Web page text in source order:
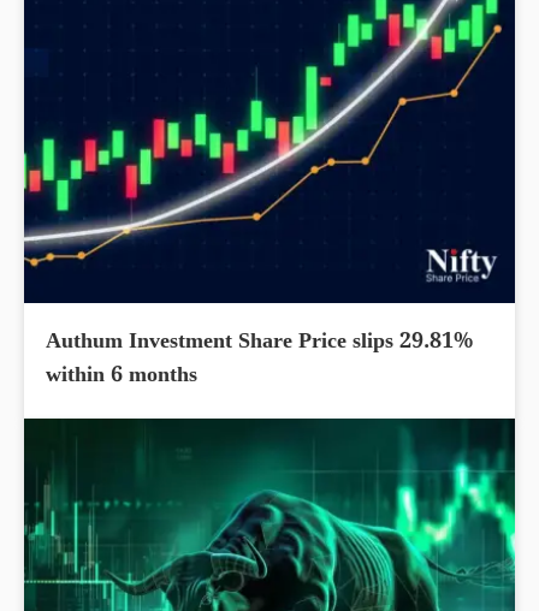
Authum Investment Share Price slips 29.81%
within 6 months